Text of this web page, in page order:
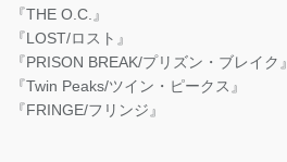
『THE O.C.』
『LOST/ロスト』
『PRISON BREAK/プリズン・ブレイク』
『Twin Peaks/ツイン・ピークス』
『FRINGE/フリンジ』